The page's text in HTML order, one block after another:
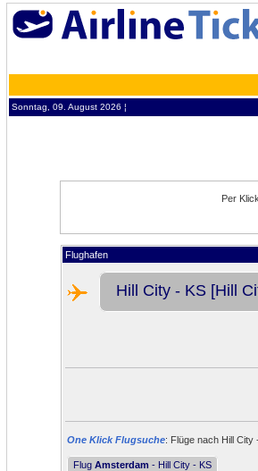
Sonntag, 09. August 2026 ¦
Per
Flughafen
Hill City - KS [Hill
One Klick Flugsuche: Flüge nach Hill City
Flug Amsterdam - Hill City - KS